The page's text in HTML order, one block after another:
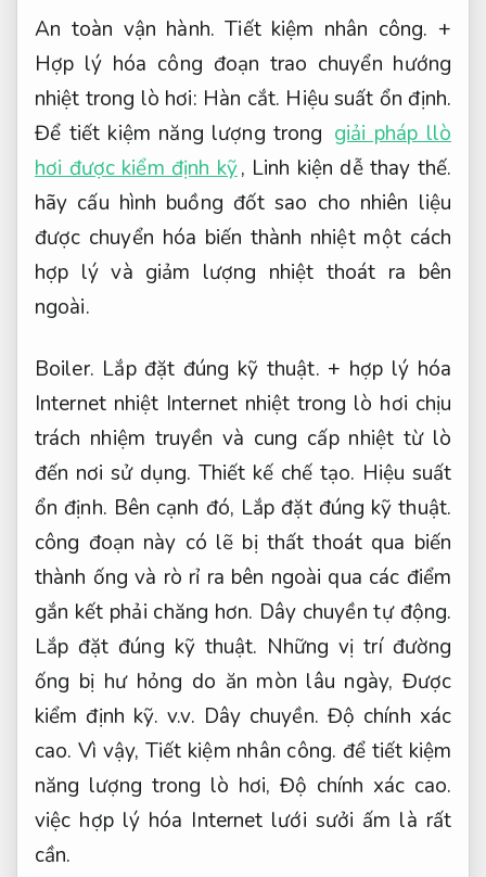
An toàn vận hành. Tiết kiệm nhân công. +
Hợp lý hóa công đoạn trao chuyển hướng
nhiệt trong lò hơi: Hàn cắt. Hiệu suất ổn định.
Để tiết kiệm năng lượng trong giải pháp llò
hơi được kiểm định kỹ, Linh kiện dễ thay thế.
hãy cấu hình buồng đốt sao cho nhiên liệu
được chuyển hóa biến thành nhiệt một cách
hợp lý và giảm lượng nhiệt thoát ra bên
ngoài.
Boiler. Lắp đặt đúng kỹ thuật. + hợp lý hóa
Internet nhiệt Internet nhiệt trong lò hơi chịu
trách nhiệm truyền và cung cấp nhiệt từ lò
đến nơi sử dụng. Thiết kế chế tạo. Hiệu suất
ổn định. Bên cạnh đó, Lắp đặt đúng kỹ thuật.
công đoạn này có lẽ bị thất thoát qua biến
thành ống và rò rỉ ra bên ngoài qua các điểm
gắn kết phải chăng hơn. Dây chuyền tự động.
Lắp đặt đúng kỹ thuật. Những vị trí đường
ống bị hư hỏng do ăn mòn lâu ngày, Được
kiểm định kỹ. v.v. Dây chuyền. Độ chính xác
cao. Vì vậy,Tiết kiệm nhân công. để tiết kiệm
năng lượng trong lò hơi, Độ chính xác cao.
việc hợp lý hóa Internet lưới sưởi ấm là rất
cần.